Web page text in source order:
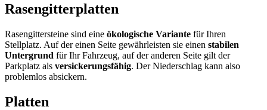
Rasengitterplatten
Rasengittersteine sind eine ökologische Variante für Ihren
Stellplatz. Auf der einen Seite gewährleisten sie einen stabilen
Untergrund für Ihr Fahrzeug, auf der anderen Seite gilt der
Parkplatz als versickerungsfähig. Der Niederschlag kann also
problemlos absickern.
Platten